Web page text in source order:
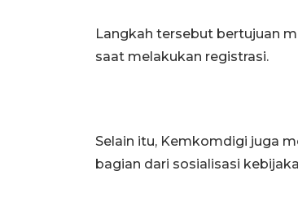
Langkah tersebut bertujuan
saat melakukan registrasi.
Selain itu, Kemkomdigi juga
bagian dari sosialisasi